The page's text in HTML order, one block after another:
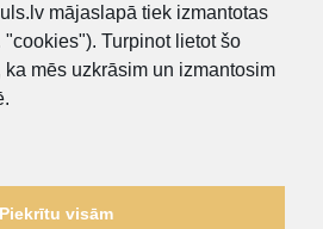
mājaslapā tiek izmantotas
Turpinot lietot šo
ka mēs uzkrāsim un izmantosim
Piekrītu visām
SEARCH